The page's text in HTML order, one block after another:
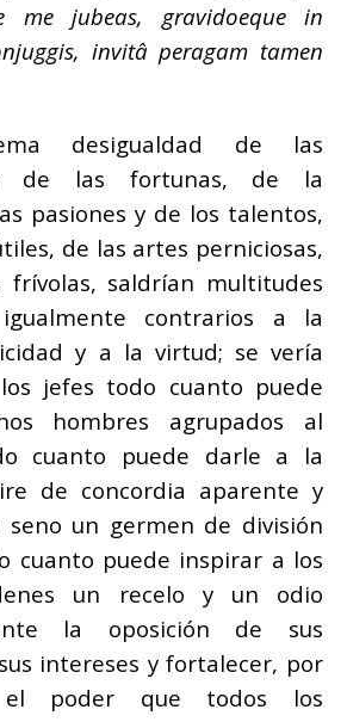
me jubeas, gravidoeque in
invitâ peragam tamen
desigualdad de las
y de las fortunas, de la
pasiones y de los talentos,
de las artes perniciosas,
frívolas, saldrían multitudes
contrarios a la
y a la virtud; se vería
jefes todo cuanto puede
hombres agrupados al
cuanto puede darle a la
de concordia aparente y
un germen de división
cuanto puede inspirar a los
un recelo y un odio
la oposición de sus
intereses y fortalecer, por
el poder que todos los